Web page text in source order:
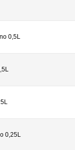
0,5L
0,25L